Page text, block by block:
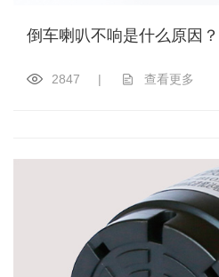
倒车喇叭不响是什么原因？
2847 | 查看更多